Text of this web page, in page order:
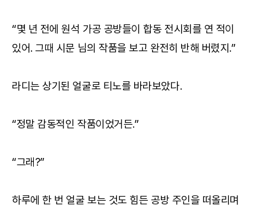
“몇 년 전에 원석 가공 공방들이 합동 전시회를 연 적이
있어. 그때 시문 님의 작품을 보고 완전히 반해 버렸지.”
라디는 상기된 얼굴로 티노를 바라보았다.
“정말 감동적인 작품이었거든.”
“그래?”
하루에 한 번 얼굴 보는 것도 힘든 공방 주인을 떠올리며